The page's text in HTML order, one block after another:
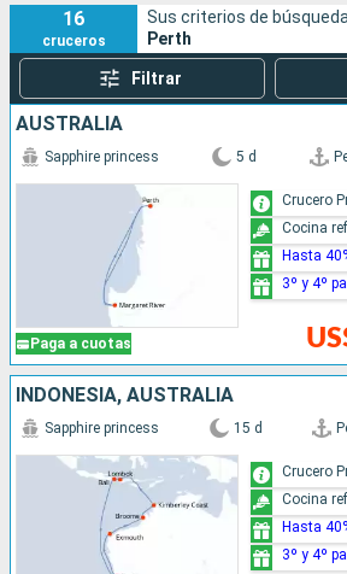
16
cruceros
Sus criterios de
Perth
Filtrar
AUSTRALIA
Paga a cuotas
Sapphire princess 5 d
Crucero
Cocina
Hasta
3º y 4º
INDONESIA, AUSTRALIA
Sapphire princess 15 d
Crucero
Cocina
Hasta
3º y 4º